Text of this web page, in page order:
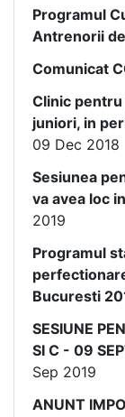
Programul
Antrenorii
Comunicat
Clinic
juniori, in
09 Dec 2018
Sesiunea
va avea loc
2019
Programul
Bucuresti
SESIUNE
SI C - 09
Sep 2019
ANUNT